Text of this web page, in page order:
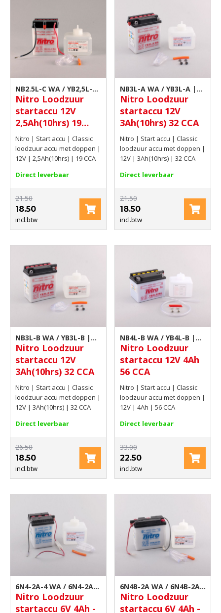
NB2.5L-C WA / YB2,5L-C
| Motor accu
Nitro Loodzuur
startaccu 12V
2,5Ah(10hrs) 19
CCA
Nitro | Start accu | Classic
loodzuur accu met doppen |
12V | 2,5Ah(10hrs) | 19 CCA
Direct leverbaar
21.50
18.50
incl.btw
NB3L-A WA / YB3L-A |
Motor accu
Nitro Loodzuur
startaccu 12V
3Ah(10hrs) 32 CCA
Nitro | Start accu | Classic
loodzuur accu met doppen |
12V | 3Ah(10hrs) | 32 CCA
Direct leverbaar
21.50
18.50
incl.btw
NB3L-B WA / YB3L-B |
Motor accu
Nitro Loodzuur
startaccu 12V
3Ah(10hrs) 32 CCA
Nitro | Start accu | Classic
loodzuur accu met doppen |
12V | 3Ah(10hrs) | 32 CCA
Direct leverbaar
26.50
18.50
incl.btw
NB4L-B WA / YB4L-B |
Motor accu
Nitro Loodzuur
startaccu 12V 4Ah
56 CCA
Nitro | Start accu | Classic
loodzuur accu met doppen |
12V | 4Ah | 56 CCA
Direct leverbaar
33.00
22.50
incl.btw
6N4-2A-4 WA / 6N4-2A-4
| Motor accu
Nitro Loodzuur
startaccu 6V 4Ah -
6N4B-2A WA / 6N4B-2A |
Motor accu
Nitro Loodzuur
startaccu 6V 4Ah -